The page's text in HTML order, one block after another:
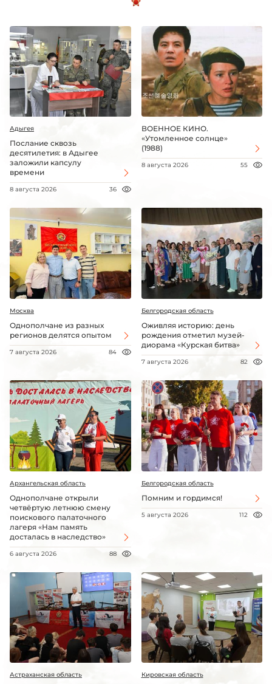
Адыгея
Послание сквозь
десятилетия: в Адыгее
заложили капсулу
времени
8 августа 2026 36
ВОЕННОЕ КИНО.
«Утомленное солнце»
(1988)
8 августа 2026 55
Москва
Однополчане из разных
регионов делятся опытом
7 августа 2026 84
Белгородская область
Оживляя историю: день
рождения отметил музей-
диорама «Курская битва»
7 августа 2026 82
Архангельская область
Однополчане открыли
четвёртую летнюю смену
поискового палаточного
лагеря «Нам память
досталась в наследство»
6 августа 2026 88
Белгородская область
Помним и гордимся!
5 августа 2026 112
Астраханская область Кировская область